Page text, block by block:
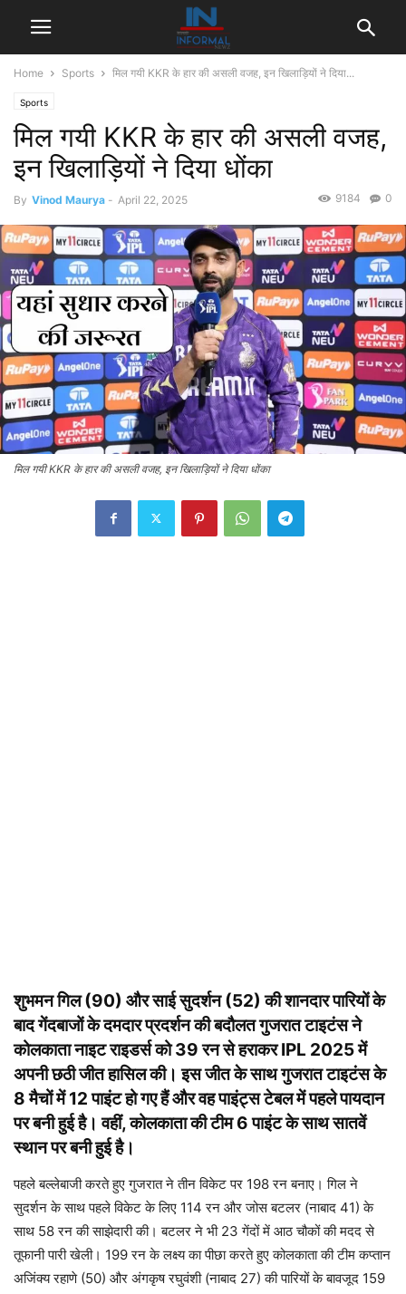
Home Sports मिल गयी KKR के हार की असली वजह, इन खिलाड़ियों ने दिया...
Sports
मिल गयी KKR के हार की असली वजह,
इन खिलाड़ियों ने दिया धोंका
By Vinod Maurya - April 22, 2025 0
9184
मिल गयी KKR के हार की असली वजह, इन खिलाड़ियों ने दिया धोंका
शुभमन गिल (90) और साई सुदर्शन (52) की शानदार पारियों के
बाद गेंदबाजों के दमदार प्रदर्शन की बदौलत गुजरात टाइटंस ने
कोलकाता नाइट राइडर्स को 39 रन से हराकर IPL 2025 में
अपनी छठी जीत हासिल की। इस जीत के साथ गुजरात टाइटंस के
8 मैचों में 12 पाइंट हो गए हैं और वह पाइंट्स टेबल में पहले पायदान
पर बनी हुई है। वहीं, कोलकाता की टीम 6 पाइंट के साथ सातवें
स्थान पर बनी हुई है।
पहले बल्लेबाजी करते हुए गुजरात ने तीन विकेट पर 198 रन बनाए। गिल ने
सुदर्शन के साथ पहले विकेट के लिए 114 रन और जोस बटलर (नाबाद 41) के
साथ 58 रन की साझेदारी की। बटलर ने भी 23 गेंदों में आठ चौकों की मदद से
तूफानी पारी खेली। 199 रन के लक्ष्य का पीछा करते हुए कोलकाता की टीम कप्तान
अजिंक्य रहाणे (50) और अंगकृष रघुवंशी (नाबाद 27) की पारियों के बावजूद 159